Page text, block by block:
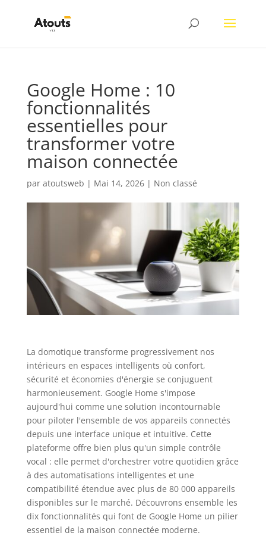
Google Home : 10
fonctionnalités
essentielles pour
transformer votre
maison connectée
par atoutsweb | Mai 14, 2026| Non classé
La domotique transforme progressivement nos
intérieurs en espaces intelligents où confort,
sécurité et économies d'énergie se conjuguent
harmonieusement. Google Home s'impose
aujourd'hui comme une solution incontournable
pour piloter l'ensemble de vos appareils connectés
depuis une interface unique et intuitive. Cette
plateforme offre bien plus qu'un simple contrôle
vocal : elle permet d'orchestrer votre quotidien grâce
à des automatisations intelligentes et une
compatibilité étendue avec plus de 80 000 appareils
disponibles sur le marché. Découvrons ensemble les
dix fonctionnalités qui font de Google Home un pilier
essentiel de la maison connectée moderne.